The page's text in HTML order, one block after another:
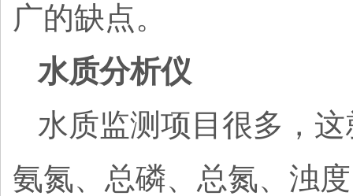
广的缺点。
水质分析仪
水质监测项目很多，
氨氮、总磷、总氮、浊